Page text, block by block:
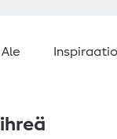
Ale Inspiraatio